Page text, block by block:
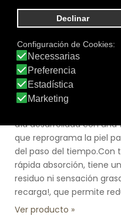
Tamaño:50 ml.
Marca:Martiderm
Línea:Black Diamond
EPIGENCE EXPERT
día desarrollada con
que reprograma la piel
del paso del tiempo.Con
rápida absorción, tiene
residuo ni sensación
recarga!, que permite
Ver producto